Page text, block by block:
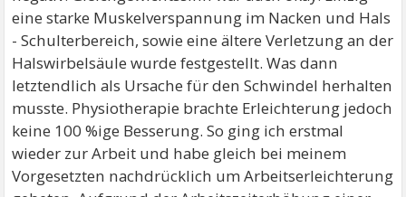
eine starke Muskelverspannung im Nacken und Hals
- Schulterbereich, sowie eine ältere Verletzung an der
Halswirbelsäule wurde festgestellt. Was dann
letztendlich als Ursache für den Schwindel herhalten
musste. Physiotherapie brachte Erleichterung jedoch
keine 100 %ige Besserung. So ging ich erstmal
wieder zur Arbeit und habe gleich bei meinem
Vorgesetzten nachdrücklich um Arbeitserleichterung